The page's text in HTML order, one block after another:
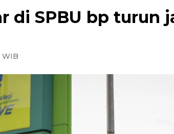
di SPBU bp turun
WIB